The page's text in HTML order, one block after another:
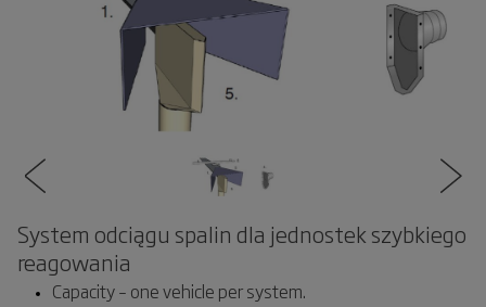
System odciągu spalin dla jednostek szybkiego
reagowania
Capacity – one vehicle per system.